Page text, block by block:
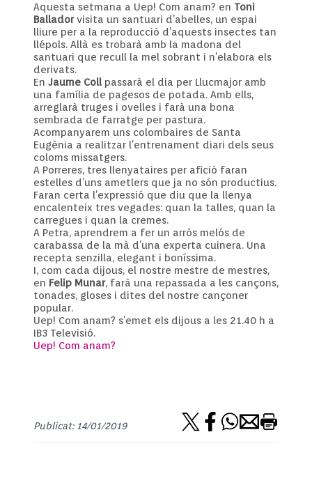
Aquesta setmana a Uep! Com anam? en Toni
Balladorvisita un santuari d’abelles, un espai
lliure per a la reproducció d’aquests insectes tan
llépols. Allà es trobarà amb la madona del
santuari que recull la mel sobrant i n’elabora els
derivats.
En Jaume Collpassarà el dia per Llucmajor amb
una família de pagesos de potada. Amb ells,
arreglarà truges i ovelles i farà una bona
sembrada de farratge per pastura.
Acompanyarem uns colombaires de Santa
Eugènia a realitzar l’entrenament diari dels seus
coloms missatgers.
A Porreres, tres llenyataires per afició faran
estelles d’uns ametlers que ja no són productius.
Faran certa l’expressió que diu que la llenya
encalenteix tres vegades: quan la talles, quan la
carregues i quan la cremes.
A Petra, aprendrem a fer un arròs melós de
carabassa de la mà d’una experta cuinera. Una
recepta senzilla, elegant i boníssima.
I, com cada dijous, el nostre mestre de mestres,
en Felip Munar, farà una repassada a les cançons,
tonades, gloses i dites del nostre cançoner
popular.
Uep! Com anam? s’emet els dijous a les 21.40 h a
IB3 Televisió.
Uep! Com anam?
Publicat: 14/01/2019